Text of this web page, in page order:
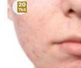
20
Th3